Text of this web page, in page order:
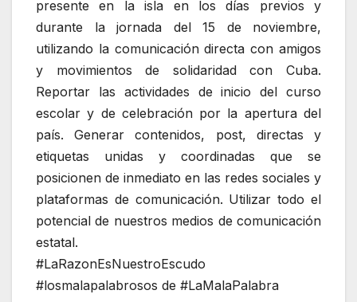
presente en la isla en los días previos y
durante la jornada del 15 de noviembre,
utilizando la comunicación directa con amigos
y movimientos de solidaridad con Cuba.
Reportar las actividades de inicio del curso
escolar y de celebración por la apertura del
país. Generar contenidos, post, directas y
etiquetas unidas y coordinadas que se
posicionen de inmediato en las redes sociales y
plataformas de comunicación. Utilizar todo el
potencial de nuestros medios de comunicación
estatal.
#LaRazonEsNuestroEscudo
#losmalapalabrosos de #LaMalaPalabra